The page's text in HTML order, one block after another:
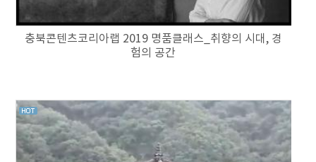
충북콘텐츠코리아랩 2019 명품클래스_취향의 시대, 경
험의 공간